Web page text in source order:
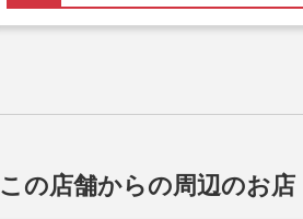
この店舗からの周辺のお店